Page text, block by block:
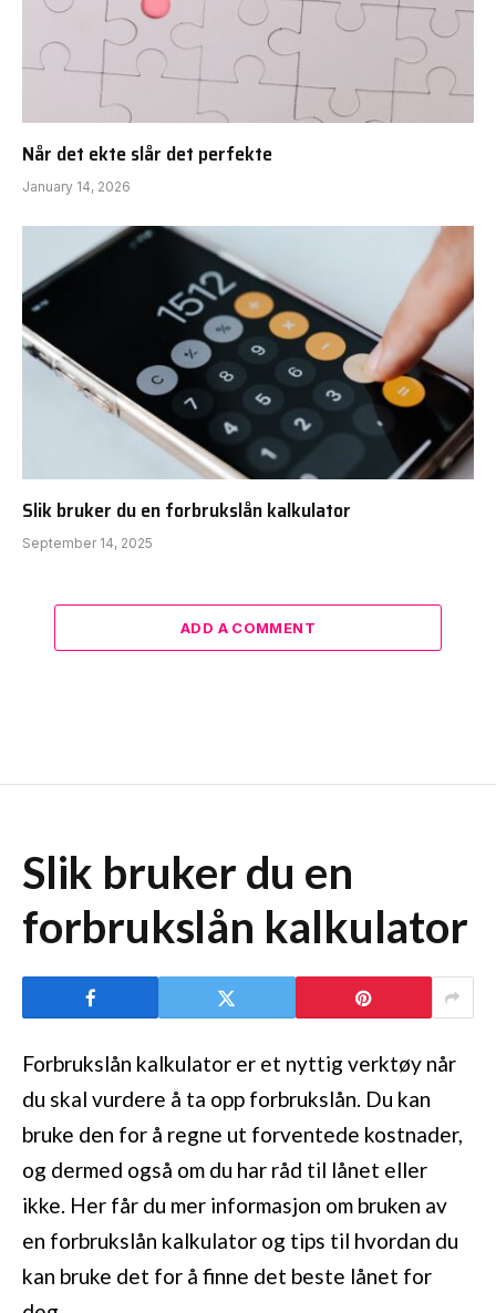
Når det ekte slår det perfekte
January 14, 2026
Slik bruker du en forbrukslån kalkulator
September 14, 2025
ADD A COMMENT
Slik bruker du en
forbrukslån kalkulator
Forbrukslån kalkulator er et nyttig verktøy når
du skal vurdere å ta opp forbrukslån. Du kan
bruke den for å regne ut forventede kostnader,
og dermed også om du har råd til lånet eller
ikke. Her får du mer informasjon om bruken av
en forbrukslån kalkulator og tips til hvordan du
kan bruke det for å finne det beste lånet for